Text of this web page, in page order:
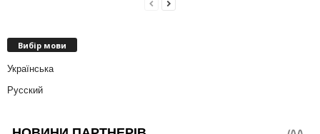
Вибір мови
Українська
Русский